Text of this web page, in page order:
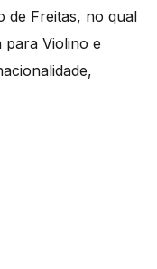
de Freitas, no qual
Violino e